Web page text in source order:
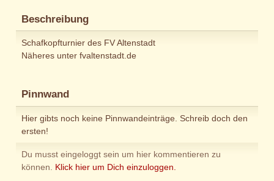
Beschreibung
Schafkopfturnier des FV Altenstadt
Näheres unter fvaltenstadt.de
Pinnwand
Hier gibts noch keine Pinnwandeinträge. Schreib doch den
ersten!
Du musst eingeloggt sein um hier kommentieren zu
können. Klick hier um Dich einzuloggen.